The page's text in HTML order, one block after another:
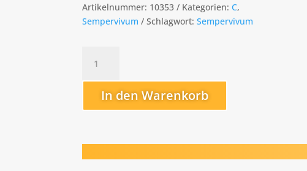
Artikelnummer: 10353 Kategorien:C,
Sempervivum
Schlagwort:Sempervivum
Menge
In den Warenkorb